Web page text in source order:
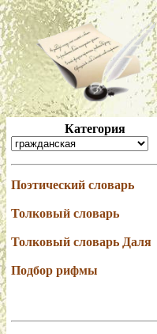
Категория
Поэтический словарь
Толковый словарь
Толковый словарь Даля
Подбор рифмы